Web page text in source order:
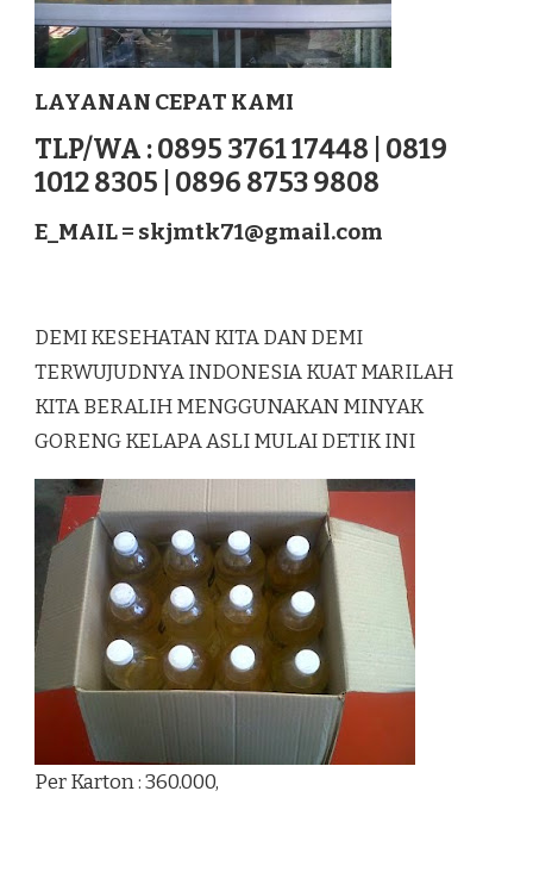
LAYANAN CEPAT KAMI
TLP/WA : 0895 3761 17448 | 0819
1012 8305 | 0896 8753 9808
E_MAIL = skjmtk71@gmail.com
DEMI KESEHATAN KITA DAN DEMI
TERWUJUDNYA INDONESIA KUAT MARILAH
KITA BERALIH MENGGUNAKAN MINYAK
GORENG KELAPA ASLI MULAI DETIK INI
Per Karton : 360.000,